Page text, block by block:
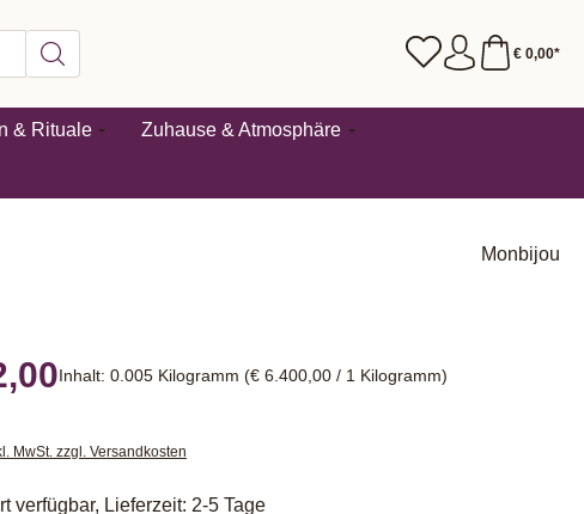
€ 0,00*
& Rituale Zuhause & Atmosphäre
Monbijou
Inhalt: 0.005 Kilogramm (€ 6.400,00 / 1 Kilogramm)
MwSt. zzgl. Versandkosten
verfügbar, Lieferzeit: 2-5 Tage